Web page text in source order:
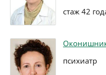
стаж 42
психиатр